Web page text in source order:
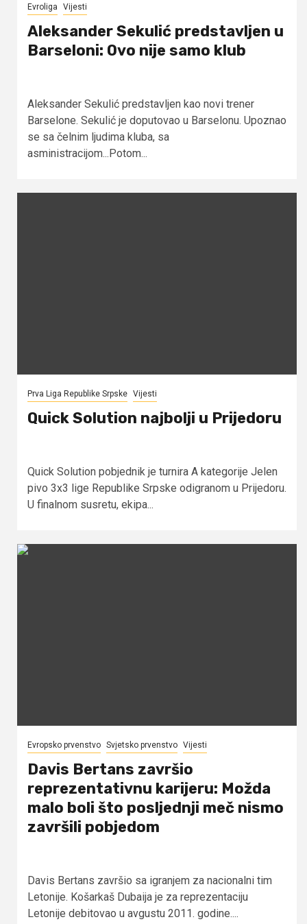
Evroliga Vijesti
Aleksander Sekulić predstavljen u
Barseloni: Ovo nije samo klub
Aleksander Sekulić predstavljen kao novi trener
Barselone. Sekulić je doputovao u Barselonu. Upoznao
se sa čelnim ljudima kluba, sa
asministracijom...Potom...
Prva Liga Republike Srpske Vijesti
Quick Solution najbolji u Prijedoru
Quick Solution pobjednik je turnira A kategorije Jelen
pivo 3x3 lige Republike Srpske odigranom u Prijedoru.
U finalnom susretu, ekipa...
Evropsko prvenstvo Svjetsko prvenstvo Vijesti
Davis Bertans završio
reprezentativnu karijeru: Možda
malo boli što posljednji meč nismo
završili pobjedom
Davis Bertans završio sa igranjem za nacionalni tim
Letonije. Košarkaš Dubaija je za reprezentaciju
Letonije debitovao u avgustu 2011. godine....